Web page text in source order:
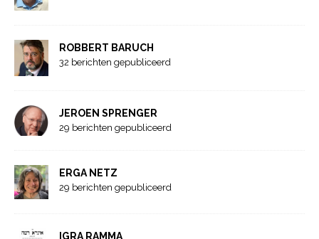
ROBBERT BARUCH
32 berichten gepubliceerd
JEROEN SPRENGER
29 berichten gepubliceerd
ERGA NETZ
29 berichten gepubliceerd
IGRA RAMMA